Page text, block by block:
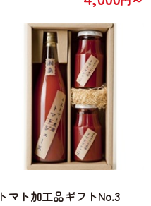
トマト加工品ギフトNo.3